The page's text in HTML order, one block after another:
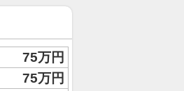
75万円
75万円